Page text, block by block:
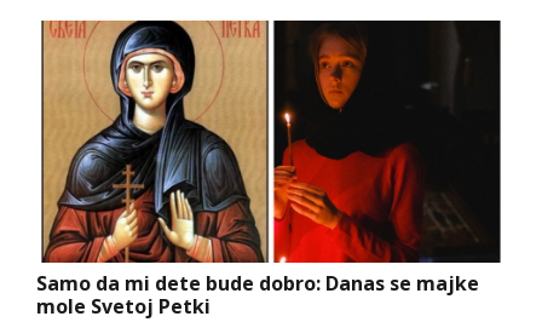
Samo da mi dete bude dobro: Danas se majke
mole Svetoj Petki